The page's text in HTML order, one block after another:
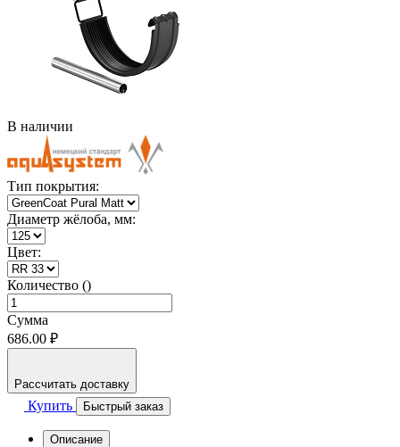
В наличии
Тип покрытия:
Диаметр жёлоба, мм:
Цвет:
Количество ()
Сумма
686.00 ₽
Рассчитать доставку
Купить Быстрый заказ
Описание